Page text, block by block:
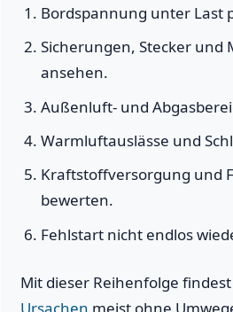
Bordspannung unter Last
Sicherungen, Stecker und
ansehen.
Außenluft- und
Warmluftauslässe und
Kraftstoffversorgung und
bewerten.
Fehlstart nicht endlos
Mit dieser Reihenfolge